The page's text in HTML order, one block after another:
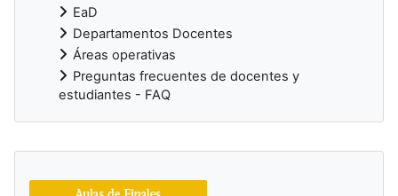
EaD
Departamentos Docentes
Áreas operativas
Preguntas frecuentes de docentes y
estudiantes - FAQ
Bloques suplementarios